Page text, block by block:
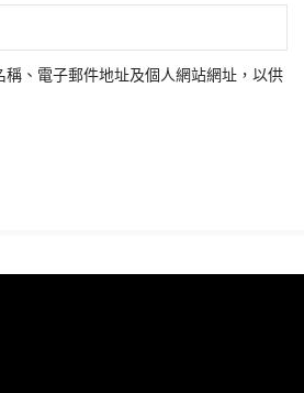
稱、電子郵件地址及個人網站網址，以供